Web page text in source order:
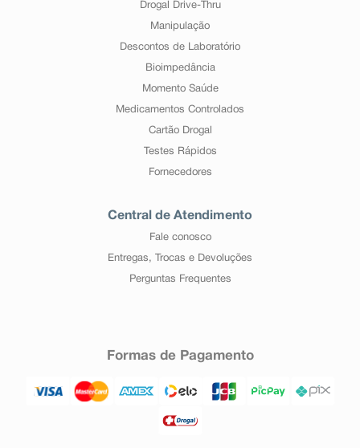
Drogal Drive-Thru
Manipulação
Descontos de Laboratório
Bioimpedância
Momento Saúde
Medicamentos Controlados
Cartão Drogal
Testes Rápidos
Fornecedores
Central de Atendimento
Fale conosco
Entregas, Trocas e Devoluções
Perguntas Frequentes
Formas de Pagamento